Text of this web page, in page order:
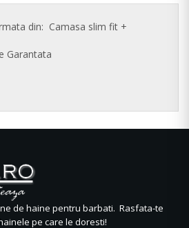
din: Camasa slim fit +
Garantata
de haine pentru barbati. Rasfata-te
pe care le doresti!